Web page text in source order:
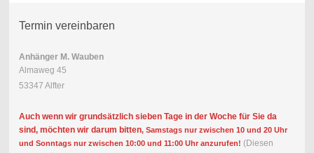
Termin vereinbaren
Anhänger M. Wauben
Almaweg 45
53347 Alfter
Auch wenn wir grundsätzlich sieben Tage in der Woche für Sie da
sind, möchten wir darum bitten, Samstags nur zwischen 10 und 20 Uhr
und Sonntags nur zwischen 10:00 und 11:00 Uhr anzurufen! (Diesen